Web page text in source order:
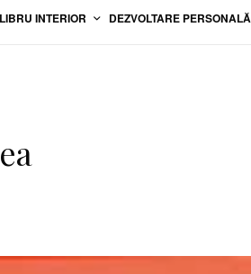
INTERIOR DEZVOLTARE PERSONALĂ